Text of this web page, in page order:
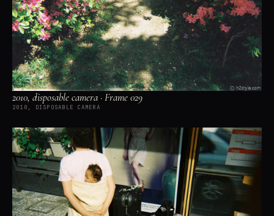
2010, disposable camera · Frame 029
2010, DISPOSABLE CAMERA